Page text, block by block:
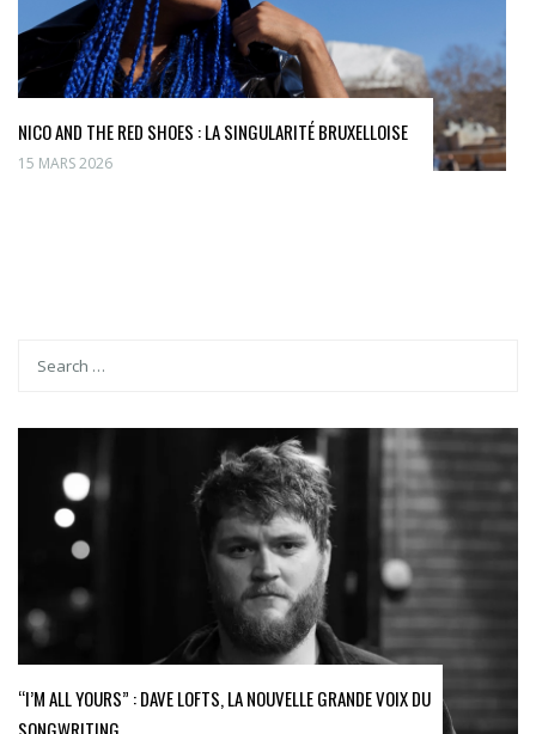
NICO AND THE RED SHOES : LA SINGULARITÉ BRUXELLOISE
15 MARS 2026
“I’M ALL YOURS” : DAVE LOFTS, LA NOUVELLE GRANDE VOIX DU